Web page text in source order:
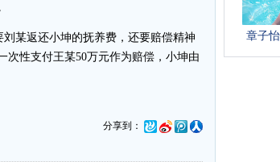
某返还小坤的抚养费，还要赔偿精神
次性支付王某50万元作为赔偿，小坤由
分享到：